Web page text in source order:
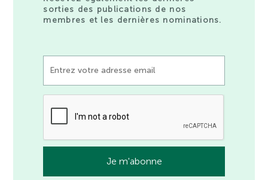
sorties des publications de nos
membres et les dernières nominations.